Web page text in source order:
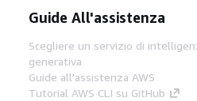
Guide All'assistenza
Scegliere un servizio di
generativa
Guide all'assistenza AWS
Tutorial AWS CLI su GitHub